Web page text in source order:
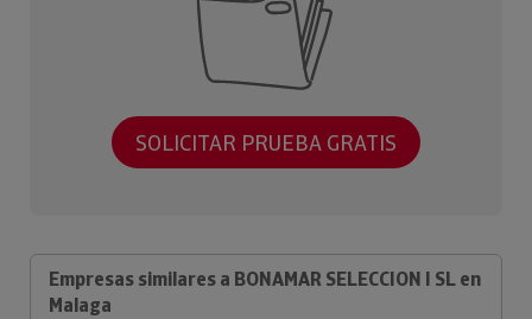
SOLICITAR PRUEBA GRATIS
Empresas similares a BONAMAR SELECCION I SL en
Malaga